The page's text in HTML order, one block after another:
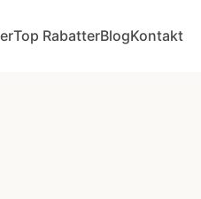
Top RabatterBlogKontakt